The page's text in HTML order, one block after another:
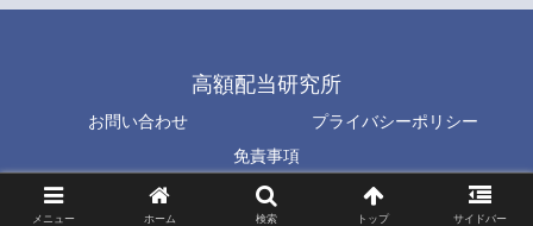
高額配当研究所
お問い合わせ
プライバシーポリシー
免責事項
© 2023 高額配当研究所.
メニュー ホーム 検索 トップ サイドバー